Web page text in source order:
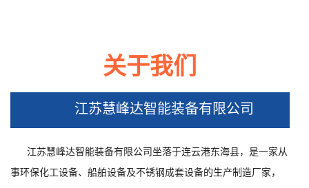
宁波江苏沭阳湿电除尘器工地现场
关于我们
江苏慧峰达智能装备有限公司
江苏慧峰达智能装备有限公司坐落于连云港东海县，是一家从
事环保化工设备、船舶设备及不锈钢成套设备的生产制造厂家，